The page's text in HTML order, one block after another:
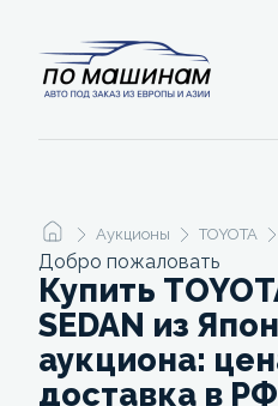
Аукционы TOYOTA
Добро пожаловать
Купить
SEDAN из
аукциона:
доставка в РФ